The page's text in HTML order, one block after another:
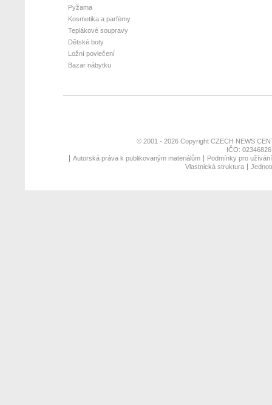
Pyžama
Kosmetika a parfémy
Teplákové soupravy
Dětské boty
Ložní povlečení
Bazar nábytku
© 2001 - 2026 Copyright CZECH NEWS
IČO:
Autorská práva k publikovaným materiálům
Podmínky pro
Vlastnická struktura